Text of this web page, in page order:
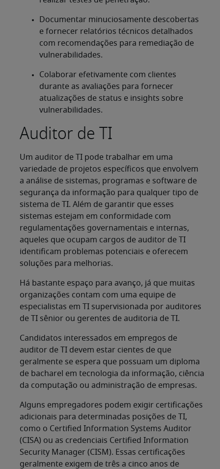
Documentar minuciosamente descobertas
e fornecer relatórios técnicos detalhados
com recomendações para remediação de
vulnerabilidades.
Colaborar efetivamente com clientes
durante as avaliações para fornecer
atualizações de status e insights sobre
vulnerabilidades.
Auditor de TI
Um auditor de TI pode trabalhar em uma
variedade de projetos específicos que envolvem
a análise de sistemas, programas e software de
segurança da informação para qualquer tipo de
sistema de TI. Além de garantir que esses
sistemas estejam em conformidade com
regulamentações governamentais e internas,
aqueles que ocupam cargos de auditor de TI
identificam problemas potenciais e oferecem
soluções para melhorias.
Há bastante espaço para avanço, já que muitas
organizações contam com uma equipe de
especialistas em TI supervisionada por auditores
de TI sênior ou gerentes de auditoria de TI.
Candidatos interessados em empregos de
auditor de TI devem estar cientes de que
geralmente se espera que possuam um diploma
de bacharel em tecnologia da informação, ciência
da computação ou administração de empresas.
Alguns empregadores podem exigir certificações
adicionais para determinadas posições de TI,
como o Certified Information Systems Auditor
(CISA) ou as credenciais Certified Information
Security Manager (CISM). Essas certificações
geralmente exigem de três a cinco anos de